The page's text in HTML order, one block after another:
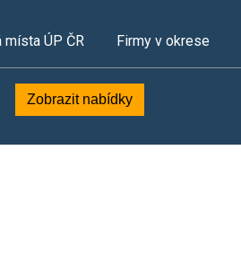
místa ÚP ČR Firmy v okrese
Zobrazit nabídky